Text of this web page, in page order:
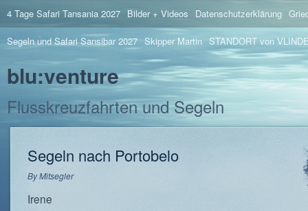
4 Tage Safari Tansania 2027 Bilder + Videos Datenschutzerklärung
Segeln und Safari Sansibar 2027 Skipper Martin STANDORT von
blu:venture
Flusskreuzfahrten und Segeln
Segeln nach Portobelo
ByMitsegler
Irene